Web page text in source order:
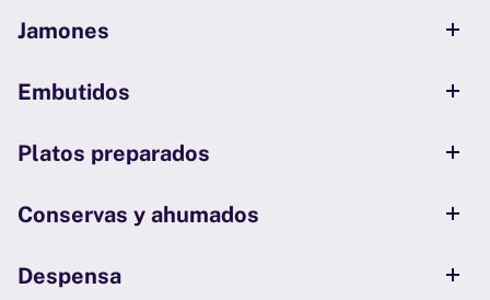
Jamones
Embutidos
Platos preparados
Conservas y ahumados
Despensa